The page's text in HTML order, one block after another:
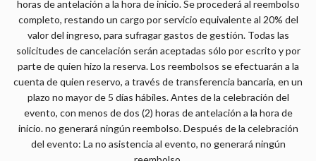
horas de antelación a la hora de inicio. Se procederá al reembolso
completo, restando un cargo por servicio equivalente al 20% del
valor del ingreso, para sufragar gastos de gestión. Todas las
solicitudes de cancelación serán aceptadas sólo por escrito y por
parte de quien hizo la reserva. Los reembolsos se efectuarán a la
cuenta de quien reservo, a través de transferencia bancaria, en un
plazo no mayor de 5 días hábiles. Antes de la celebración del
evento, con menos de dos (2) horas de antelación a la hora de
inicio. no generará ningún reembolso. Después de la celebración
del evento: La no asistencia al evento, no generará ningún